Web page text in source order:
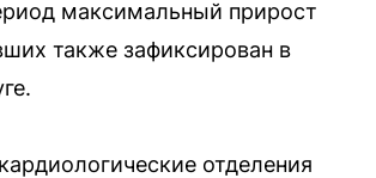
максимальный прирост
также зафиксирован в
отделения